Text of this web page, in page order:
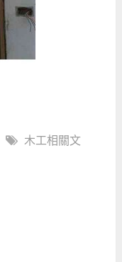
木工相關文